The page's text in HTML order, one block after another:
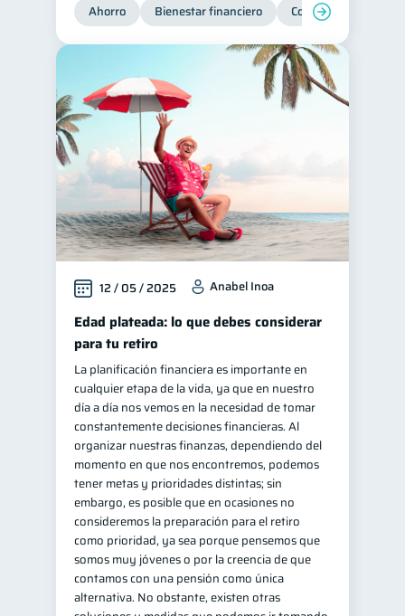
Ahorro Bienestar financiero Consejos
12 / 05 / 2025 Anabel Inoa
Edad plateada: lo que debes considerar
para tu retiro
La planificación financiera es importante en
cualquier etapa de la vida, ya que en nuestro
día a día nos vemos en la necesidad de tomar
constantemente decisiones financieras. Al
organizar nuestras finanzas, dependiendo del
momento en que nos encontremos, podemos
tener metas y prioridades distintas; sin
embargo, es posible que en ocasiones no
consideremos la preparación para el retiro
como prioridad, ya sea porque pensemos que
somos muy jóvenes o por la creencia de que
contamos con una pensión como única
alternativa. No obstante, existen otras